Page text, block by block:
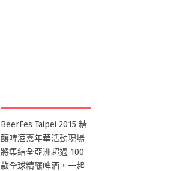
BeerFes Taipei 2015 精
釀啤酒嘉年華活動現場
將集結全亞洲超過 100
款全球精釀啤酒，一起